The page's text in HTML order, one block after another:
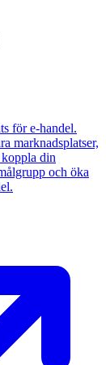
för e-handel.
marknadsplatser,
din
och öka